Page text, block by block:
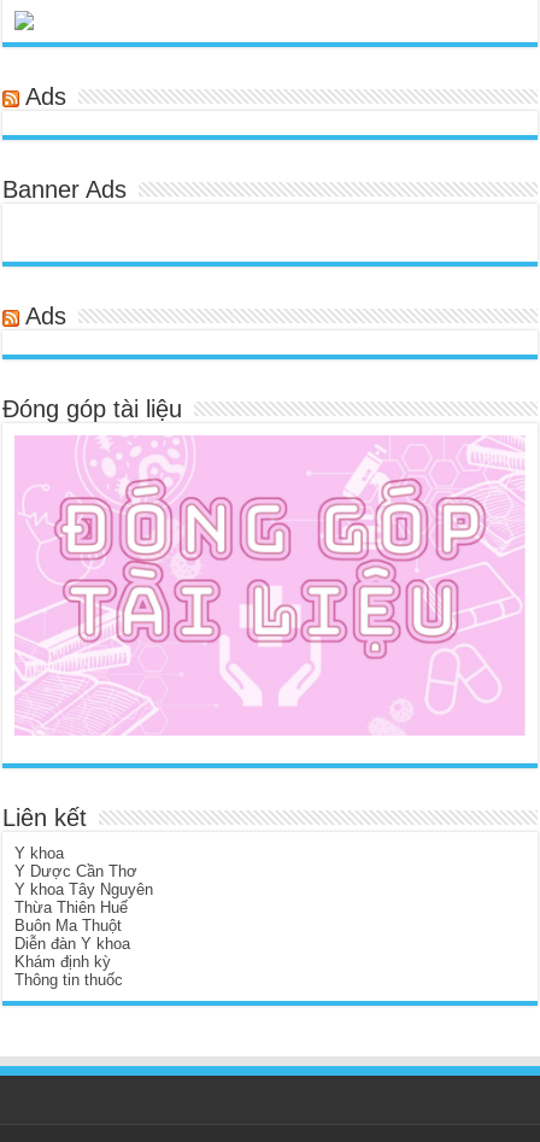
Ads
Banner Ads
Ads
Đóng góp tài liệu
Liên kết
Y khoa
Y Dược Cần Thơ
Y khoa Tây Nguyên
Thừa Thiên Huế
Buôn Ma Thuột
Diễn đàn Y khoa
Khám định kỳ
Thông tin thuốc